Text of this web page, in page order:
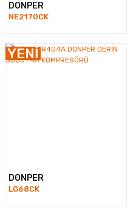
DONPER
NE2170CK
YENİ
DONPER
LG68CK